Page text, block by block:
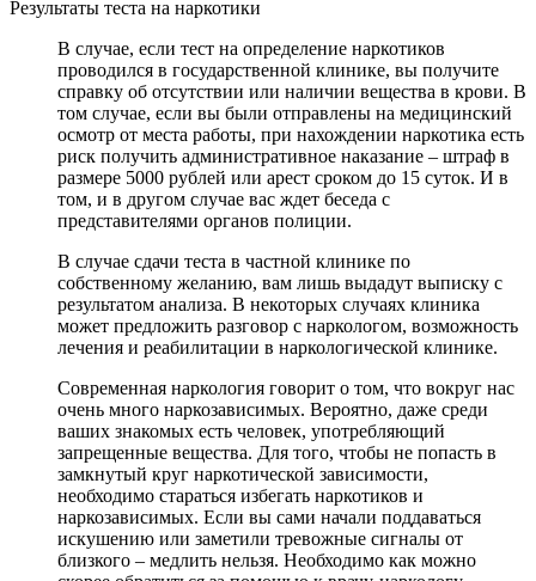
Результаты теста на наркотики
В случае, если тест на определение наркотиков
проводился в государственной клинике, вы получите
справку об отсутствии или наличии вещества в крови. В
том случае, если вы были отправлены на медицинский
осмотр от места работы, при нахождении наркотика есть
риск получить административное наказание – штраф в
размере 5000 рублей или арест сроком до 15 суток. И в
том, и в другом случае вас ждет беседа с
представителями органов полиции.
В случае сдачи теста в частной клинике по
собственному желанию, вам лишь выдадут выписку с
результатом анализа. В некоторых случаях клиника
может предложить разговор с наркологом, возможность
лечения и реабилитации в наркологической клинике.
Современная наркология говорит о том, что вокруг нас
очень много наркозависимых. Вероятно, даже среди
ваших знакомых есть человек, употребляющий
запрещенные вещества. Для того, чтобы не попасть в
замкнутый круг наркотической зависимости,
необходимо стараться избегать наркотиков и
наркозависимых. Если вы сами начали поддаваться
искушению или заметили тревожные сигналы от
близкого – медлить нельзя. Необходимо как можно